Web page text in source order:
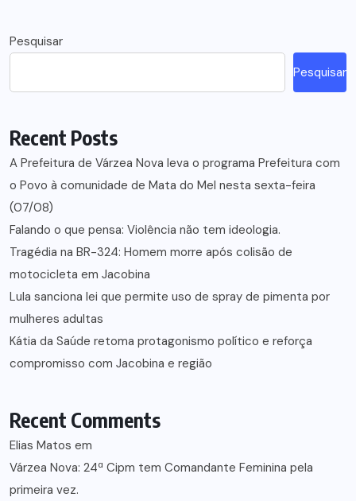
Pesquisar
Pesquisar
Recent Posts
A Prefeitura de Várzea Nova leva o programa Prefeitura com
o Povo à comunidade de Mata do Mel nesta sexta-feira
(07/08)
Falando o que pensa: Violência não tem ideologia.
Tragédia na BR-324: Homem morre após colisão de
motocicleta em Jacobina
Lula sanciona lei que permite uso de spray de pimenta por
mulheres adultas
Kátia da Saúde retoma protagonismo político e reforça
compromisso com Jacobina e região
Recent Comments
Elias Matos em
Várzea Nova: 24ª Cipm tem Comandante Feminina pela
primeira vez.